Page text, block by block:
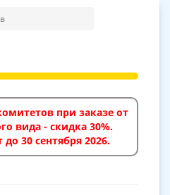
при заказе от
вида - скидка 30%.
30 сентября 2026.